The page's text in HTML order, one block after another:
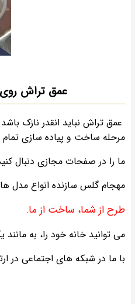
عمق تراش روی
عمق تراش نباید انقدر نازک
مرحله ساخت و پیاده سازی تمام
ما را در صفحات مجازی دنبال
مهجام گلس سازنده انواع مدل
طرح از شما، ساخت از ما.
می توانید خانه خود را، به
با ما در شبکه های اجتماعی در